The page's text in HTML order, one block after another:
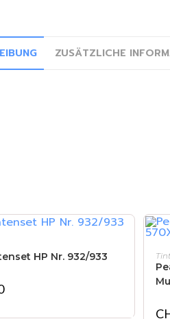
ZUSÄTZLICHE
HP Nr. 932/933